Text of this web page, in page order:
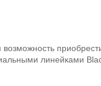
линейками